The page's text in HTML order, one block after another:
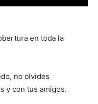
en toda la
no olvides
y con tus amigos.